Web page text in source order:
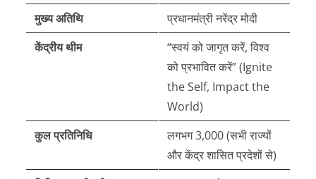
मुख्य अतिथि
प्रधानमंत्री नरेंद्र मोदी
केंद्रीय थीम
“स्वयं को जागृत करें, विश्व
को प्रभावित करें” (Ignite
the Self, Impact the
World)
कुल प्रतिनिधि
लगभग 3,000 (सभी राज्यों
और केंद्र शासित प्रदेशों से)